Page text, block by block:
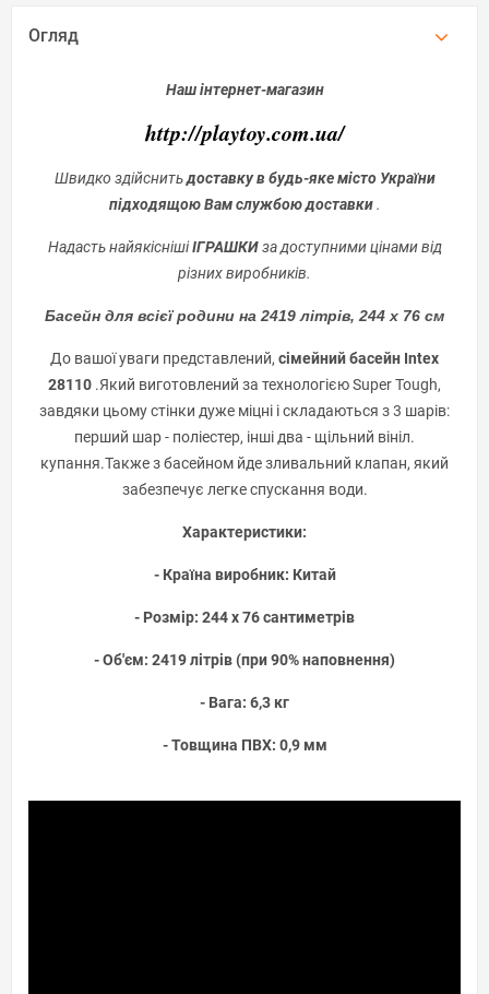
Огляд
Наш інтернет-магазин
http://playtoy.com.ua/
Швидко здійснитьдоставку в будь-яке місто України
підходящою Вам службою доставки.
Надасть найякіснішіІГРАШКИза доступними цінами від
різних виробників.
Басейн для всієї родини на 2419 літрів, 244 x 76 см
До вашої уваги представлений, сімейний басейн Intex
28110 .Який виготовлений за технологією Super Tough,
завдяки цьому стінки дуже міцні і складаються з 3 шарів:
перший шар - поліестер, інші два - щільний вініл.
купання.Также з басейном йде зливальний клапан, який
забезпечує легке спускання води.
Характеристики:
- Країна виробник: Китай
- Розмір: 244 x 76 сантиметрів
- Об'єм: 2419 літрів (при 90% наповнення)
- Вага: 6,3 кг
- Товщина ПВХ: 0,9 мм